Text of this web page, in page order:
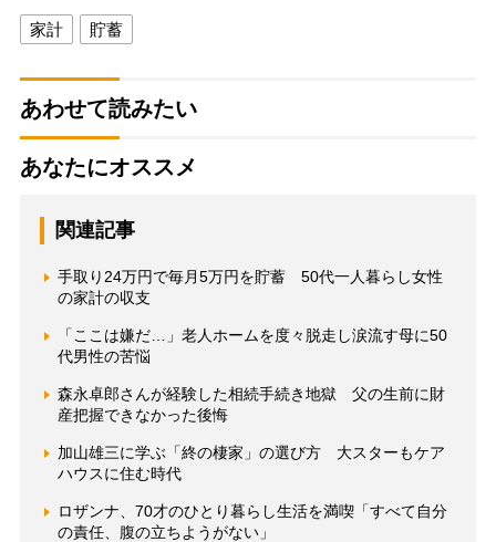
家計 貯蓄
あわせて読みたい
あなたにオススメ
関連記事
手取り24万円で毎月5万円を貯蓄 50代一人暮らし女性
の家計の収支
「ここは嫌だ…」老人ホームを度々脱走し涙流す母に50
代男性の苦悩
森永卓郎さんが経験した相続手続き地獄 父の生前に財
産把握できなかった後悔
加山雄三に学ぶ「終の棲家」の選び方 大スターもケア
ハウスに住む時代
ロザンナ、70才のひとり暮らし生活を満喫「すべて自分
の責任、腹の立ちようがない」